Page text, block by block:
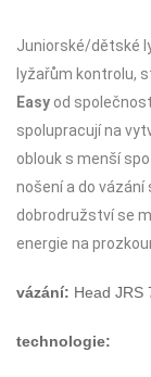
Juniorské/dětské
lyžařům kontrolu,
Easy od
spolupracují na
oblouk s menší
nošení a do vázání
dobrodružství se
energie na
vázání: Head JRS
technologie: